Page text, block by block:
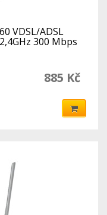
VDSL/ADSL
300 Mbps
885 Kč